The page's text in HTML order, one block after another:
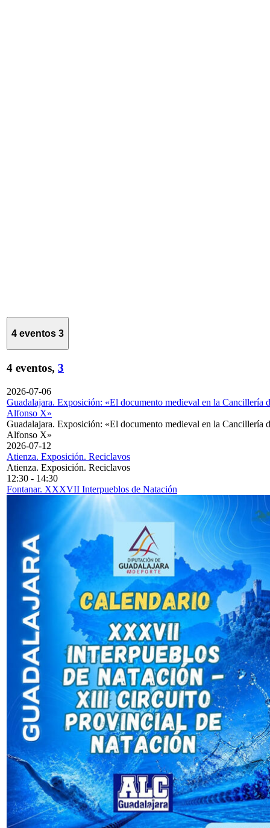
4 eventos 3
4 eventos, 3
2026-07-06
Guadalajara. Exposición: «El documento medieval en la Cancillería
Alfonso X»
Guadalajara. Exposición: «El documento medieval en la Cancillería
Alfonso X»
2026-07-12
Atienza. Exposición. Reciclavos
Atienza. Exposición. Reciclavos
12:30 - 14:30
Fontanar. XXXVII Interpueblos de Natación